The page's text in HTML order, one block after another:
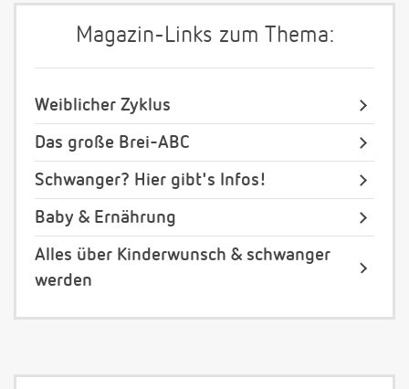
Magazin-Links zum Thema:
Weiblicher Zyklus
Das große Brei-ABC
Schwanger? Hier gibt's Infos!
Baby & Ernährung
Alles über Kinderwunsch & schwanger
werden